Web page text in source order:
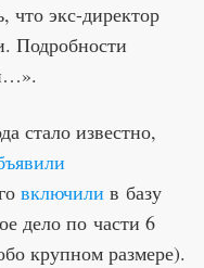
что экс-директор
Подробности
стало известно,
включили в базу
дело по части 6
крупном размере).